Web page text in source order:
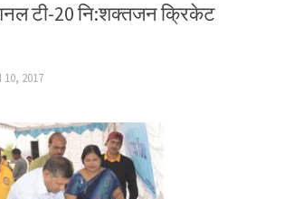
टी-20 नि:शक्तजन क्रिकेट
10, 2017